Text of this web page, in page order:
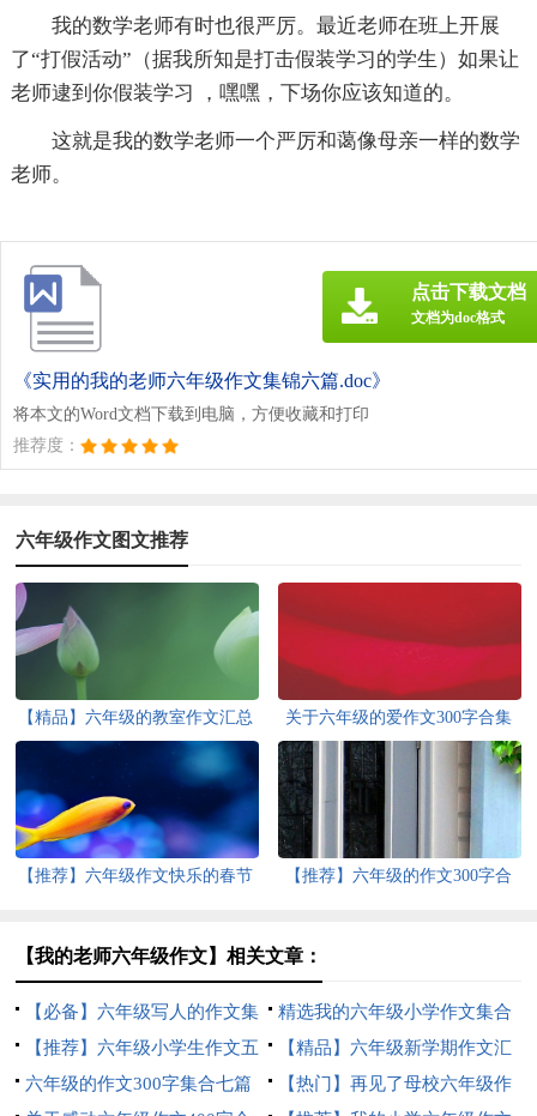
我的数学老师有时也很严厉。最近老师在班上开展
了“打假活动”（据我所知是打击假装学习的学生）如果让
老师逮到你假装学习 ，嘿嘿，下场你应该知道的。
这就是我的数学老师一个严厉和蔼像母亲一样的数学
老师。
《实用的我的老师六年级作文集锦六篇.doc》
将本文的Word文档下载到电脑，方便收藏和打印
推荐度：
点击下载文档
文档为doc格式
六年级作文图文推荐
【精品】六年级的教室作文汇总
关于六年级的爱作文300字合集
八篇
【推荐】六年级作文快乐的春节
【推荐】六年级的作文300字合
【我的老师六年级作文】相关文章：
【必备】六年级写人的作文集
锦6篇
精选我的六年级小学作文集合
5篇
【推荐】六年级小学生作文五
篇
【精品】六年级新学期作文汇
编七篇
六年级的作文300字集合七篇
【热门】再见了母校六年级作